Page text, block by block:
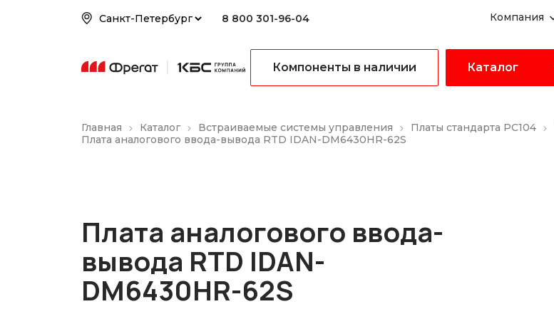
8 800 301-96-04 Компания
Компоненты в наличии Каталог
Главная Каталог Встраиваемые системы управления Платы стандарта PC104
Плата аналогового ввода-вывода RTD IDAN-DM6430HR-62S
Плата аналогового ввода-
вывода RTD IDAN-
DM6430HR-62S